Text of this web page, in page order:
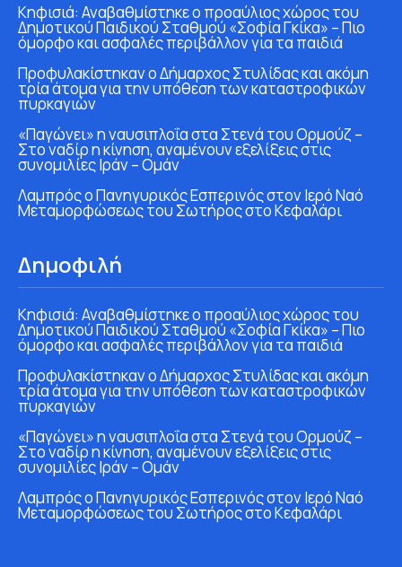
Κηφισιά: Αναβαθμίστηκε ο προαύλιος χώρος του
Δημοτικού Παιδικού Σταθμού «Σοφία Γκίκα» – Πιο
όμορφο και ασφαλές περιβάλλον για τα παιδιά
Προφυλακίστηκαν ο Δήμαρχος Στυλίδας και ακόμη
τρία άτομα για την υπόθεση των καταστροφικών
πυρκαγιών
«Παγώνει» η ναυσιπλοΐα στα Στενά του Ορμούζ –
Στο ναδίρ η κίνηση, αναμένουν εξελίξεις στις
συνομιλίες Ιράν – Ομάν
Λαμπρός ο Πανηγυρικός Εσπερινός στον Ιερό Ναό
Μεταμορφώσεως του Σωτήρος στο Κεφαλάρι
Δημοφιλή
Κηφισιά: Αναβαθμίστηκε ο προαύλιος χώρος του
Δημοτικού Παιδικού Σταθμού «Σοφία Γκίκα» – Πιο
όμορφο και ασφαλές περιβάλλον για τα παιδιά
Προφυλακίστηκαν ο Δήμαρχος Στυλίδας και ακόμη
τρία άτομα για την υπόθεση των καταστροφικών
πυρκαγιών
«Παγώνει» η ναυσιπλοΐα στα Στενά του Ορμούζ –
Στο ναδίρ η κίνηση, αναμένουν εξελίξεις στις
συνομιλίες Ιράν – Ομάν
Λαμπρός ο Πανηγυρικός Εσπερινός στον Ιερό Ναό
Μεταμορφώσεως του Σωτήρος στο Κεφαλάρι